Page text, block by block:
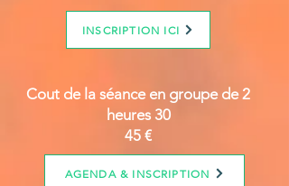
Cout de la séance en groupe de 2
heures 30
45 €
INSCRIPTION ICI
AGENDA & INSCRIPTION